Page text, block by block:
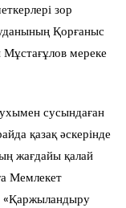
зор
Қорғаныс
Мұстағұлов мереке
сусындаған
қазақ әскерінде
жағдайы қалай
Мемлекет
«Қаржыландыру